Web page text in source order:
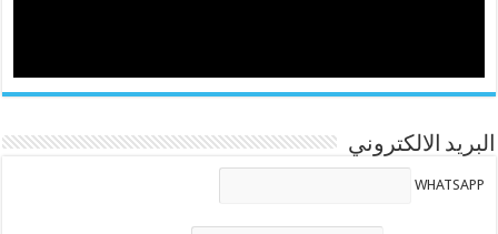
البريد الالكتروني
WHATSAPP